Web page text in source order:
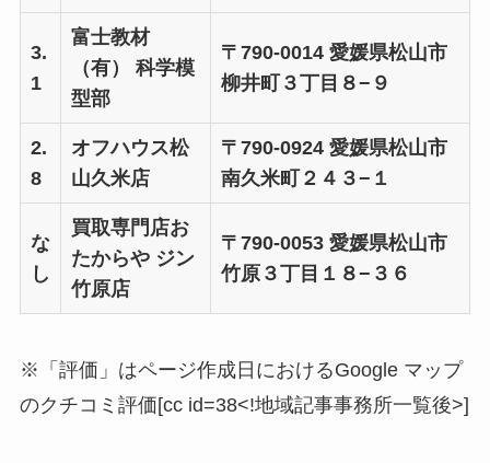
3.
1
富士教材
（有） 科学模
型部
〒790-0014 愛媛県松山市
柳井町３丁目８−９
2.
8
オフハウス松
山久米店
〒790-0924 愛媛県松山市
南久米町２４３−１
な
し
買取専門店お
たからや ジン
竹原店
〒790-0053 愛媛県松山市
竹原３丁目１８−３６
※「評価」はページ作成日におけるGoogle マップ
のクチコミ評価[cc id=38<!地域記事事務所一覧後>]